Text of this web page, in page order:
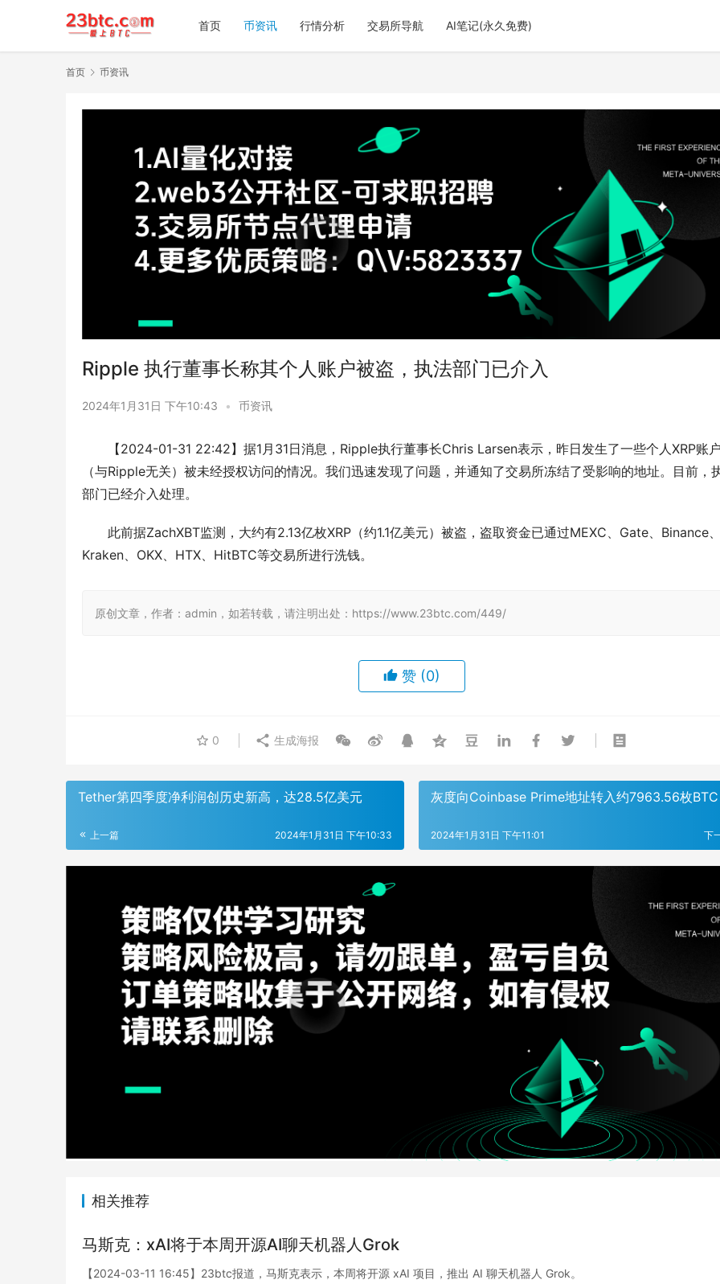
首页 币资讯 行情分析 交易所导航 AI笔记(永久免费)
首页 币资讯
Ripple 执行董事长称其个人账户被盗，执法部门已介入
2024年1月31日 下午10:43 • 币资讯
【2024-01-31 22:42】据1月31日消息，Ripple执行董事长Chris Larsen表示，昨日发生了一些个人XRP账
（与Ripple无关）被未经授权访问的情况。我们迅速发现了问题，并通知了交易所冻结了受影响的地址。目前，
部门已经介入处理。
此前据ZachXBT监测，大约有2.13亿枚XRP（约1.1亿美元）被盗，盗取资金已通过MEXC、Gate、Binance
Kraken、OKX、HTX、HitBTC等交易所进行洗钱。
原创文章，作者：admin，如若转载，请注明出处：https://www.23btc.com/449/
赞 (0)
0 生成海报
Tether第四季度净利润创历史新高，达28.5亿美元
上一篇 2024年1月31日 下午10:33
灰度向Coinbase Prime地址转入约7963.56枚BTC
下
2024年1月31日 下午11:01
相关推荐
马斯克：xAI将于本周开源AI聊天机器人Grok
【2024-03-11 16:45】23btc报道，马斯克表示，本周将开源 xAI 项目，推出 AI 聊天机器人 Grok。